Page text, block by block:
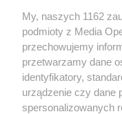
Wydawca mediów
My, naszych 1162
podmioty z Media
przechowujemy
przetwarzamy dane
identyfikatory,
urządzenie czy dane
spersonalizowanych